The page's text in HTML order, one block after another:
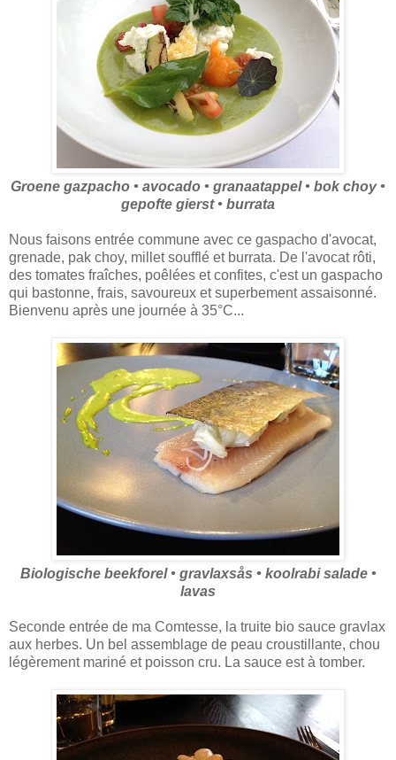
Groene gazpacho • avocado • granaatappel • bok choy •
gepofte gierst • burrata
Nous faisons entrée commune avec ce gaspacho d'avocat,
grenade, pak choy, millet soufflé et burrata. De l'avocat rôti,
des tomates fraîches, poêlées et confites, c'est un gaspacho
qui bastonne, frais, savoureux et superbement assaisonné.
Bienvenu après une journée à 35°C...
Biologische beekforel • gravlaxsås • koolrabi salade •
lavas
Seconde entrée de ma Comtesse, la truite bio sauce gravlax
aux herbes. Un bel assemblage de peau croustillante, chou
légèrement mariné et poisson cru. La sauce est à tomber.